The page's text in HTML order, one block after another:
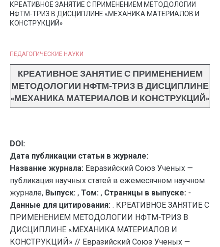
КРЕАТИВНОЕ ЗАНЯТИЕ С ПРИМЕНЕНИЕМ МЕТОДОЛОГИИ
НФТМ-ТРИЗ В ДИСЦИПЛИНЕ «МЕХАНИКА МАТЕРИАЛОВ И
КОНСТРУКЦИЙ»
ПЕДАГОГИЧЕСКИЕ НАУКИ
КРЕАТИВНОЕ ЗАНЯТИЕ С ПРИМЕНЕНИЕМ
МЕТОДОЛОГИИ НФТМ-ТРИЗ В ДИСЦИПЛИНЕ
«МЕХАНИКА МАТЕРИАЛОВ И КОНСТРУКЦИЙ»
DOI:
Дата публикации статьи в журнале:
Название журнала: Евразийский Союз Ученых —
публикация научных статей в ежемесячном научном
журнале, Выпуск: , Том: , Страницы в выпуске: -
Данные для цитирования: . КРЕАТИВНОЕ ЗАНЯТИЕ С
ПРИМЕНЕНИЕМ МЕТОДОЛОГИИ НФТМ-ТРИЗ В
ДИСЦИПЛИНЕ «МЕХАНИКА МАТЕРИАЛОВ И
КОНСТРУКЦИЙ» // Евразийский Союз Ученых —